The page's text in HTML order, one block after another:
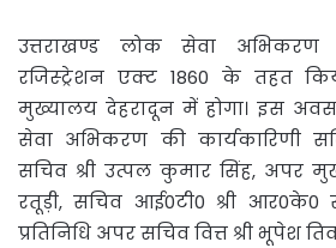
उत्तराखण्ड लोक सेवा अभिकरण
रजिस्ट्रेशन एक्ट 1860 के तहत
मुख्यालय देहरादून में होगा। इस
सेवा अभिकरण की कार्यकारिणी
सचिव श्री उत्पल कुमार सिंह, अपर
रतूड़ी, सचिव आई0टी0 श्री आर0के0
प्रतिनिधि अपर सचिव वित्त श्री भूपेश